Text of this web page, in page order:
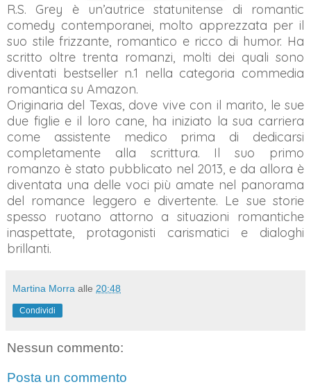
R.S. Grey è un’autrice statunitense di romantic
comedy contemporanei, molto apprezzata per il
suo stile frizzante, romantico e ricco di humor. Ha
scritto oltre trenta romanzi, molti dei quali sono
diventati bestseller n.1 nella categoria commedia
romantica su Amazon.
Originaria del Texas, dove vive con il marito, le sue
due figlie e il loro cane, ha iniziato la sua carriera
come assistente medico prima di dedicarsi
completamente alla scrittura. Il suo primo
romanzo è stato pubblicato nel 2013, e da allora è
diventata una delle voci più amate nel panorama
del romance leggero e divertente. Le sue storie
spesso ruotano attorno a situazioni romantiche
inaspettate, protagonisti carismatici e dialoghi
brillanti.
Martina Morra alle 20:48
Condividi
Nessun commento:
Posta un commento